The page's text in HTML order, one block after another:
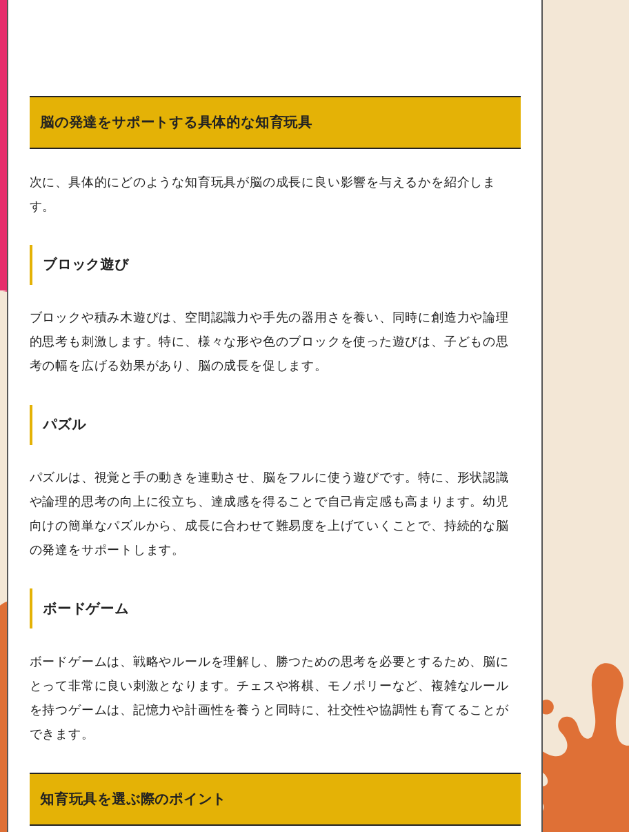
脳の発達をサポートする具体的な知育玩具
次に、具体的にどのような知育玩具が脳の成長に良い影響を与えるかを紹介しま
す。
ブロック遊び
ブロックや積み木遊びは、空間認識力や手先の器用さを養い、同時に創造力や論理
的思考も刺激します。特に、様々な形や色のブロックを使った遊びは、子どもの思
考の幅を広げる効果があり、脳の成長を促します。
パズル
パズルは、視覚と手の動きを連動させ、脳をフルに使う遊びです。特に、形状認識
や論理的思考の向上に役立ち、達成感を得ることで自己肯定感も高まります。幼児
向けの簡単なパズルから、成長に合わせて難易度を上げていくことで、持続的な脳
の発達をサポートします。
ボードゲーム
ボードゲームは、戦略やルールを理解し、勝つための思考を必要とするため、脳に
とって非常に良い刺激となります。チェスや将棋、モノポリーなど、複雑なルール
を持つゲームは、記憶力や計画性を養うと同時に、社交性や協調性も育てることが
できます。
知育玩具を選ぶ際のポイント